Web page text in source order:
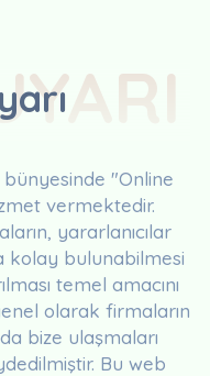
bünyesinde "Online
vermektedir.
yararlanıcılar
kolay bulunabilmesi
temel amacını
olarak firmaların
bize ulaşmaları
Bu web